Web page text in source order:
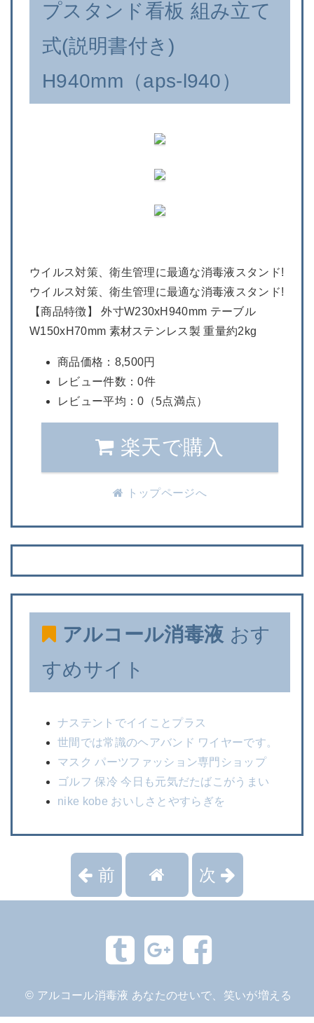
プスタンド看板 組み立て
式(説明書付き)
H940mm（aps-l940）
ウイルス対策、衛生管理に最適な消毒液スタンド!
ウイルス対策、衛生管理に最適な消毒液スタンド!
【商品特徴】 外寸W230xH940mm テーブル
W150xH70mm 素材ステンレス製 重量約2kg
商品価格：8,500円
レビュー件数：0件
レビュー平均：0（5点満点）
楽天で購入
トップページへ
アルコール消毒液 おす
すめサイト
ナステントでイイことプラス
世間では常識のヘアバンド ワイヤーです。
マスク パーツファッション専門ショップ
ゴルフ 保冷 今日も元気だたばこがうまい
nike kobe おいしさとやすらぎを
前 次
© アルコール消毒液 あなたのせいで、笑いが増える